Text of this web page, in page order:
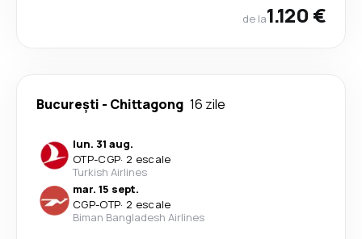
de la1.120 €
București - Chittagong 16 zile
lun. 31 aug.
OTP-CGP· 2 escale
Turkish Airlines
mar. 15 sept.
CGP-OTP· 2 escale
Biman Bangladesh Airlines